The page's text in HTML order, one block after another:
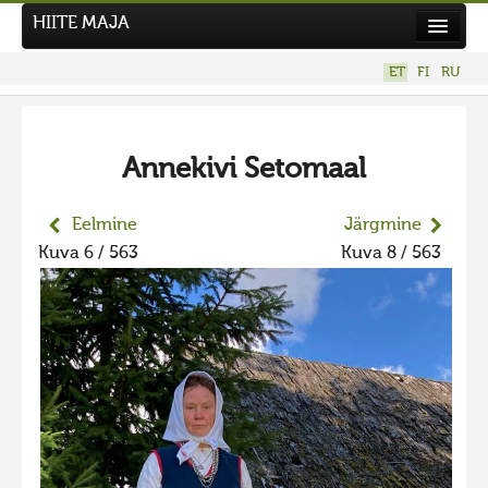
Uudised
Tegutse
Kuvavõistlused
UUS KUVAVÕISTLUS
Hiite kuvavõistlus 2026
VANEMAD KUVAVÕISTLUSED
Hiite kuvavõistlus 2025
Hiite kuvavõistlus 2025 lisa
HIITE MAJA
ET FI RU
Annekivi Setomaal
Eelmine
Kuva 6 / 563
Järgmine
Kuva 8 / 563